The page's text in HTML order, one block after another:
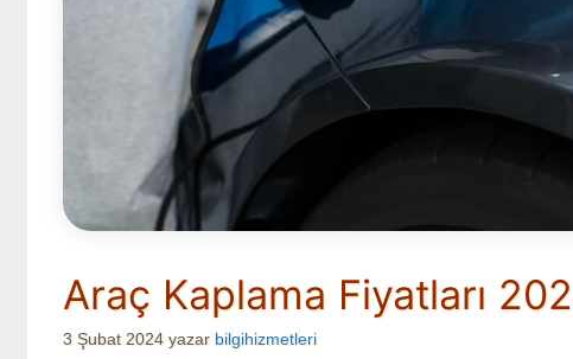
Araç Kaplama Fiyatları
3 Şubat 2024 yazar bilgihizmetleri